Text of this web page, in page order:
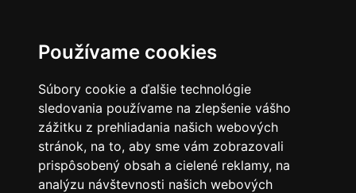
Používame cookies
Súbory cookie a ďalšie technológie
sledovania používame na zlepšenie vášho
zážitku z prehliadania našich webových
stránok, na to, aby sme vám zobrazovali
prispôsobený obsah a cielené reklamy, na
analýzu návštevnosti našich webových